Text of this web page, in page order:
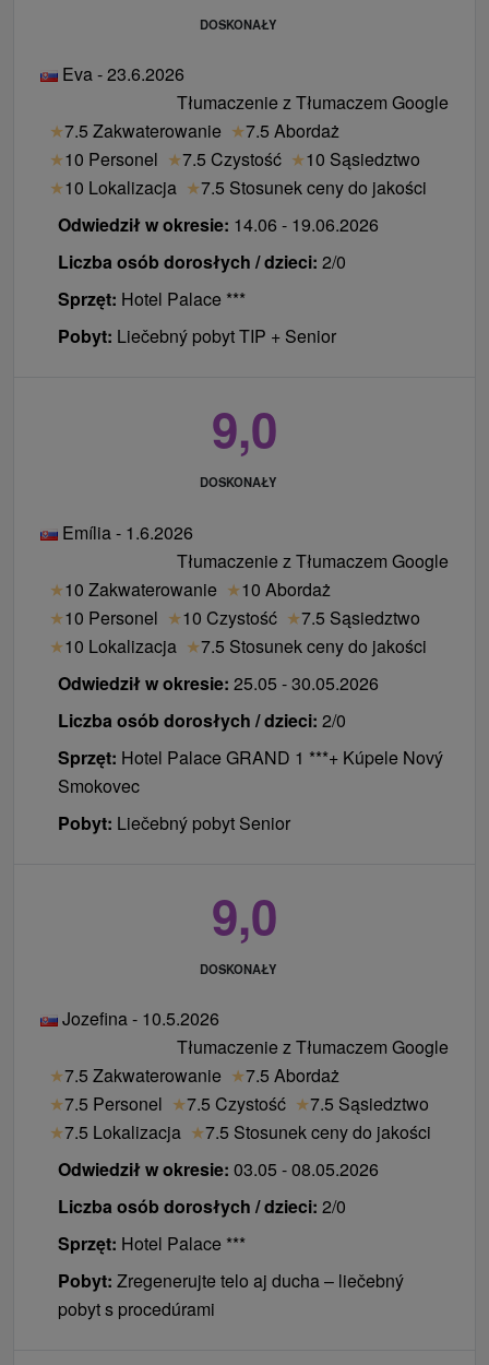
DOSKONAŁY
Eva - 23.6.2026
Tłumaczenie z Tłumaczem Google
★7.5 Zakwaterowanie ★7.5 Abordaż
★10 Personel ★7.5 Czystość ★10 Sąsiedztwo
★10 Lokalizacja ★7.5 Stosunek ceny do jakości
Odwiedził w okresie: 14.06 - 19.06.2026
Liczba osób dorosłych / dzieci: 2/0
Sprzęt: Hotel Palace ***
Pobyt: Liečebný pobyt TIP + Senior
9,0
DOSKONAŁY
Emília - 1.6.2026
Tłumaczenie z Tłumaczem Google
★10 Zakwaterowanie ★10 Abordaż
★10 Personel ★10 Czystość ★7.5 Sąsiedztwo
★10 Lokalizacja ★7.5 Stosunek ceny do jakości
Odwiedził w okresie: 25.05 - 30.05.2026
Liczba osób dorosłych / dzieci: 2/0
Sprzęt: Hotel Palace GRAND 1 ***+ Kúpele Nový
Smokovec
Pobyt: Liečebný pobyt Senior
9,0
DOSKONAŁY
Jozefina - 10.5.2026
Tłumaczenie z Tłumaczem Google
★7.5 Zakwaterowanie ★7.5 Abordaż
★7.5 Personel ★7.5 Czystość ★7.5 Sąsiedztwo
★7.5 Lokalizacja ★7.5 Stosunek ceny do jakości
Odwiedził w okresie: 03.05 - 08.05.2026
Liczba osób dorosłych / dzieci: 2/0
Sprzęt: Hotel Palace ***
Pobyt: Zregenerujte telo aj ducha – liečebný
pobyt s procedúrami